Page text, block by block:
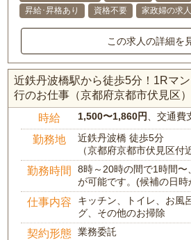
昇給･昇格あり
資格不要 家政婦の求人
この求人の詳細を
近鉄丹波橋駅から徒歩5分！1Rマ
行のお仕事（京都府京都市伏見区）
時給 1,500〜1,860円 、交通
勤務地
近鉄丹波橋 徒歩5分
（京都府京都市伏見区付
勤務時間
8時～20時の間で1時間〜
が可能です。(候補の日時
仕事内容
キッチン、トイレ、お風
グ、その他のお掃除
契約形態 業務委託